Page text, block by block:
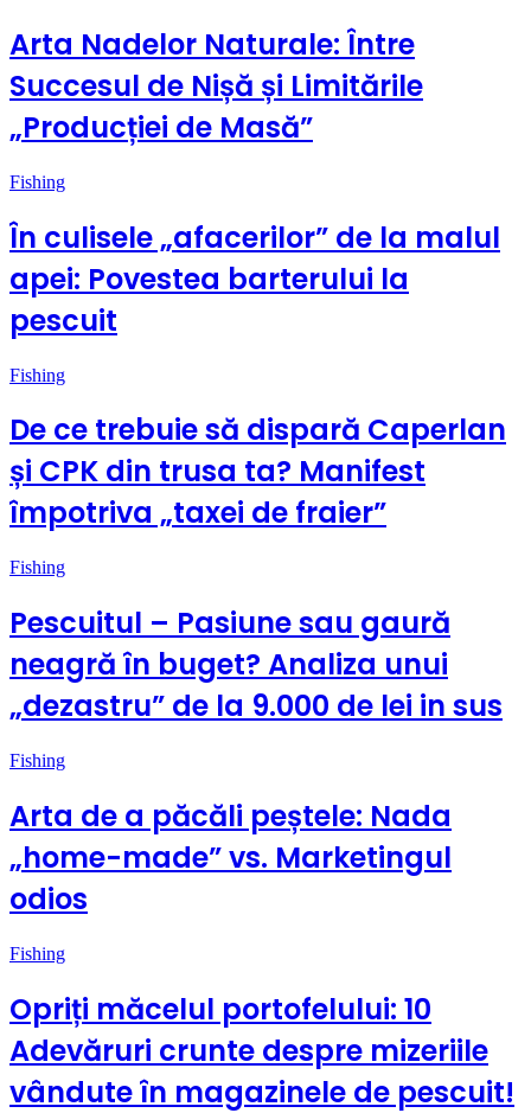
Arta Nadelor Naturale: Între
Succesul de Nișă și Limitările
„Producției de Masă”
Fishing
În culisele „afacerilor” de la malul
apei: Povestea barterului la
pescuit
Fishing
De ce trebuie să dispară Caperlan
și CPK din trusa ta? Manifest
împotriva „taxei de fraier”
Fishing
Pescuitul – Pasiune sau gaură
neagră în buget? Analiza unui
„dezastru” de la 9.000 de lei in sus
Fishing
Arta de a păcăli peștele: Nada
„home-made” vs. Marketingul
odios
Fishing
Opriți măcelul portofelului: 10
Adevăruri crunte despre mizeriile
vândute în magazinele de pescuit!